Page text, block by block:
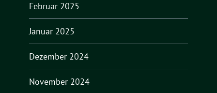
Februar 2025
Januar 2025
Dezember 2024
November 2024